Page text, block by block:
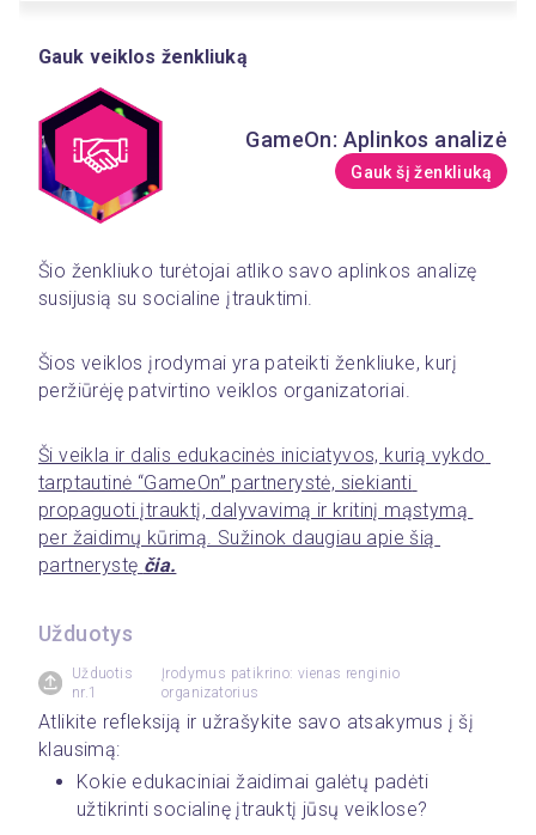
Gauk veiklos ženkliuką
GameOn: Aplinkos analizė
Gauk šį ženkliuką
Šio ženkliuko turėtojai atliko savo aplinkos analizę
susijusią su socialine įtrauktimi.
Šios veiklos įrodymai yra pateikti ženkliuke, kurį
peržiūrėję patvirtino veiklos organizatoriai.
Ši veikla ir dalis edukacinės iniciatyvos, kurią vykdo
tarptautinė “GameOn” partnerystė, siekianti
propaguoti įtrauktį, dalyvavimą ir kritinį mąstymą
per žaidimų kūrimą. Sužinok daugiau apie šią
partnerystę čia.
Užduotys
Užduotis
nr.1
Įrodymus patikrino: vienas renginio
organizatorius
Atlikite refleksiją ir užrašykite savo atsakymus į šį
klausimą:
Kokie edukaciniai žaidimai galėtų padėti
užtikrinti socialinę įtrauktį jūsų veiklose?